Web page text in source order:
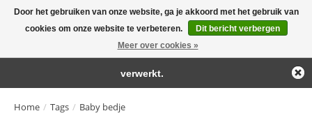
Large selection of products and fast shipping!
Home / Tags / Baby bedje
Door het gebruiken van onze website, ga je akkoord met het gebruik van
cookies om onze website te verbeteren.
Dit bericht verbergen
Meer over cookies »
← Keer terug naar de backofficeDeze winkel is in aanbouw.
Eventueel geplaatste orders zullen niet worden gehonoreerd of
verwerkt.